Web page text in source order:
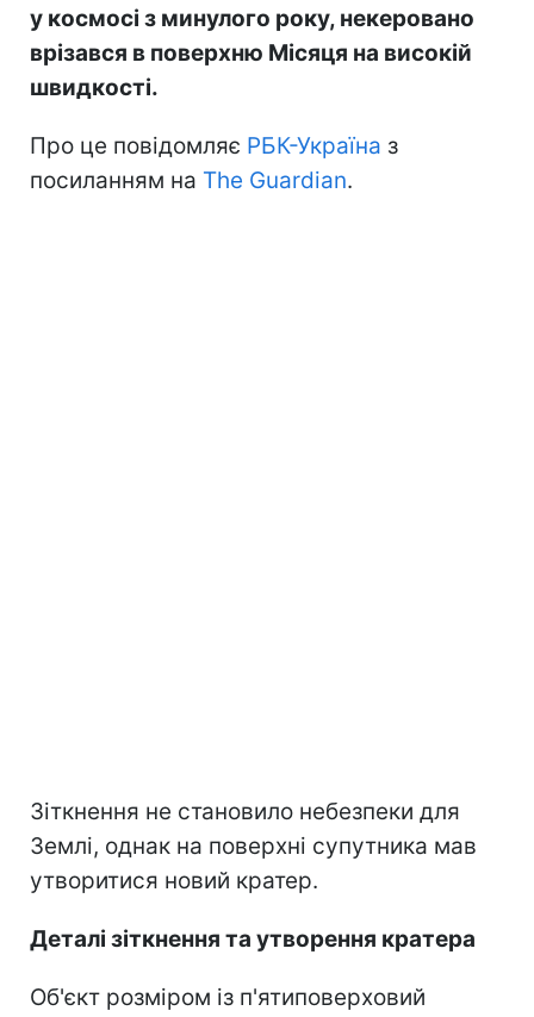
у космосі з минулого року, некеровано
врізався в поверхню Місяця на високій
швидкості.
Про це повідомляє РБК-Україна з
посиланням на The Guardian.
Зіткнення не становило небезпеки для
Землі, однак на поверхні супутника мав
утворитися новий кратер.
Деталі зіткнення та утворення кратера
Об'єкт розміром із п'ятиповерховий